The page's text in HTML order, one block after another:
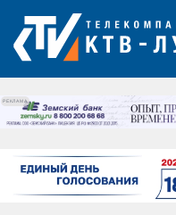
РЕКЛАМА